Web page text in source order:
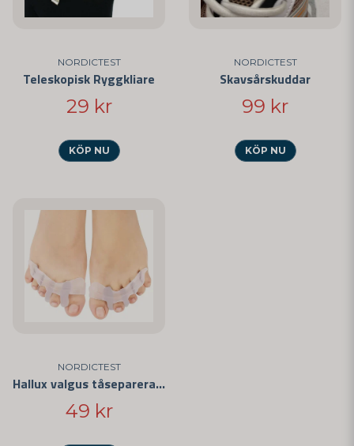
NORDICTEST
Teleskopisk Ryggkliare
29 kr
KÖP NU
NORDICTEST
Skavsårskuddar
99 kr
KÖP NU
NORDICTEST
Hallux valgus tåseparerare
49 kr